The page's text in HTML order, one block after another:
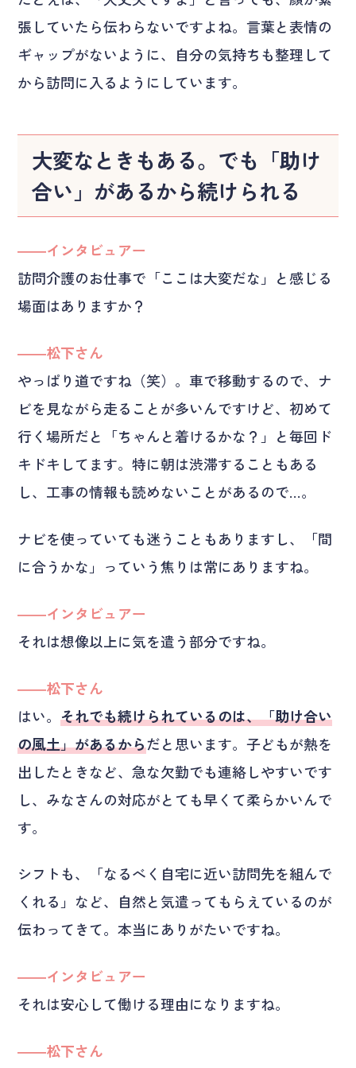
張していたら伝わらないですよね。言葉と表情の
ギャップがないように、自分の気持ちも整理して
から訪問に入るようにしています。
大変なときもある。でも「助け
合い」があるから続けられる
――インタビュアー
訪問介護のお仕事で「ここは大変だな」と感じる
場面はありますか？
――松下さん
やっぱり道ですね（笑）。車で移動するので、ナ
ビを見ながら走ることが多いんですけど、初めて
行く場所だと「ちゃんと着けるかな？」と毎回ド
キドキしてます。特に朝は渋滞することもある
し、工事の情報も読めないことがあるので…。
ナビを使っていても迷うこともありますし、「間
に合うかな」っていう焦りは常にありますね。
――インタビュアー
それは想像以上に気を遣う部分ですね。
――松下さん
はい。それでも続けられているのは、「助け合い
の風土」があるからだと思います。子どもが熱を
出したときなど、急な欠勤でも連絡しやすいです
し、みなさんの対応がとても早くて柔らかいんで
す。
シフトも、「なるべく自宅に近い訪問先を組んで
くれる」など、自然と気遣ってもらえているのが
伝わってきて。本当にありがたいですね。
――インタビュアー
それは安心して働ける理由になりますね。
――松下さん